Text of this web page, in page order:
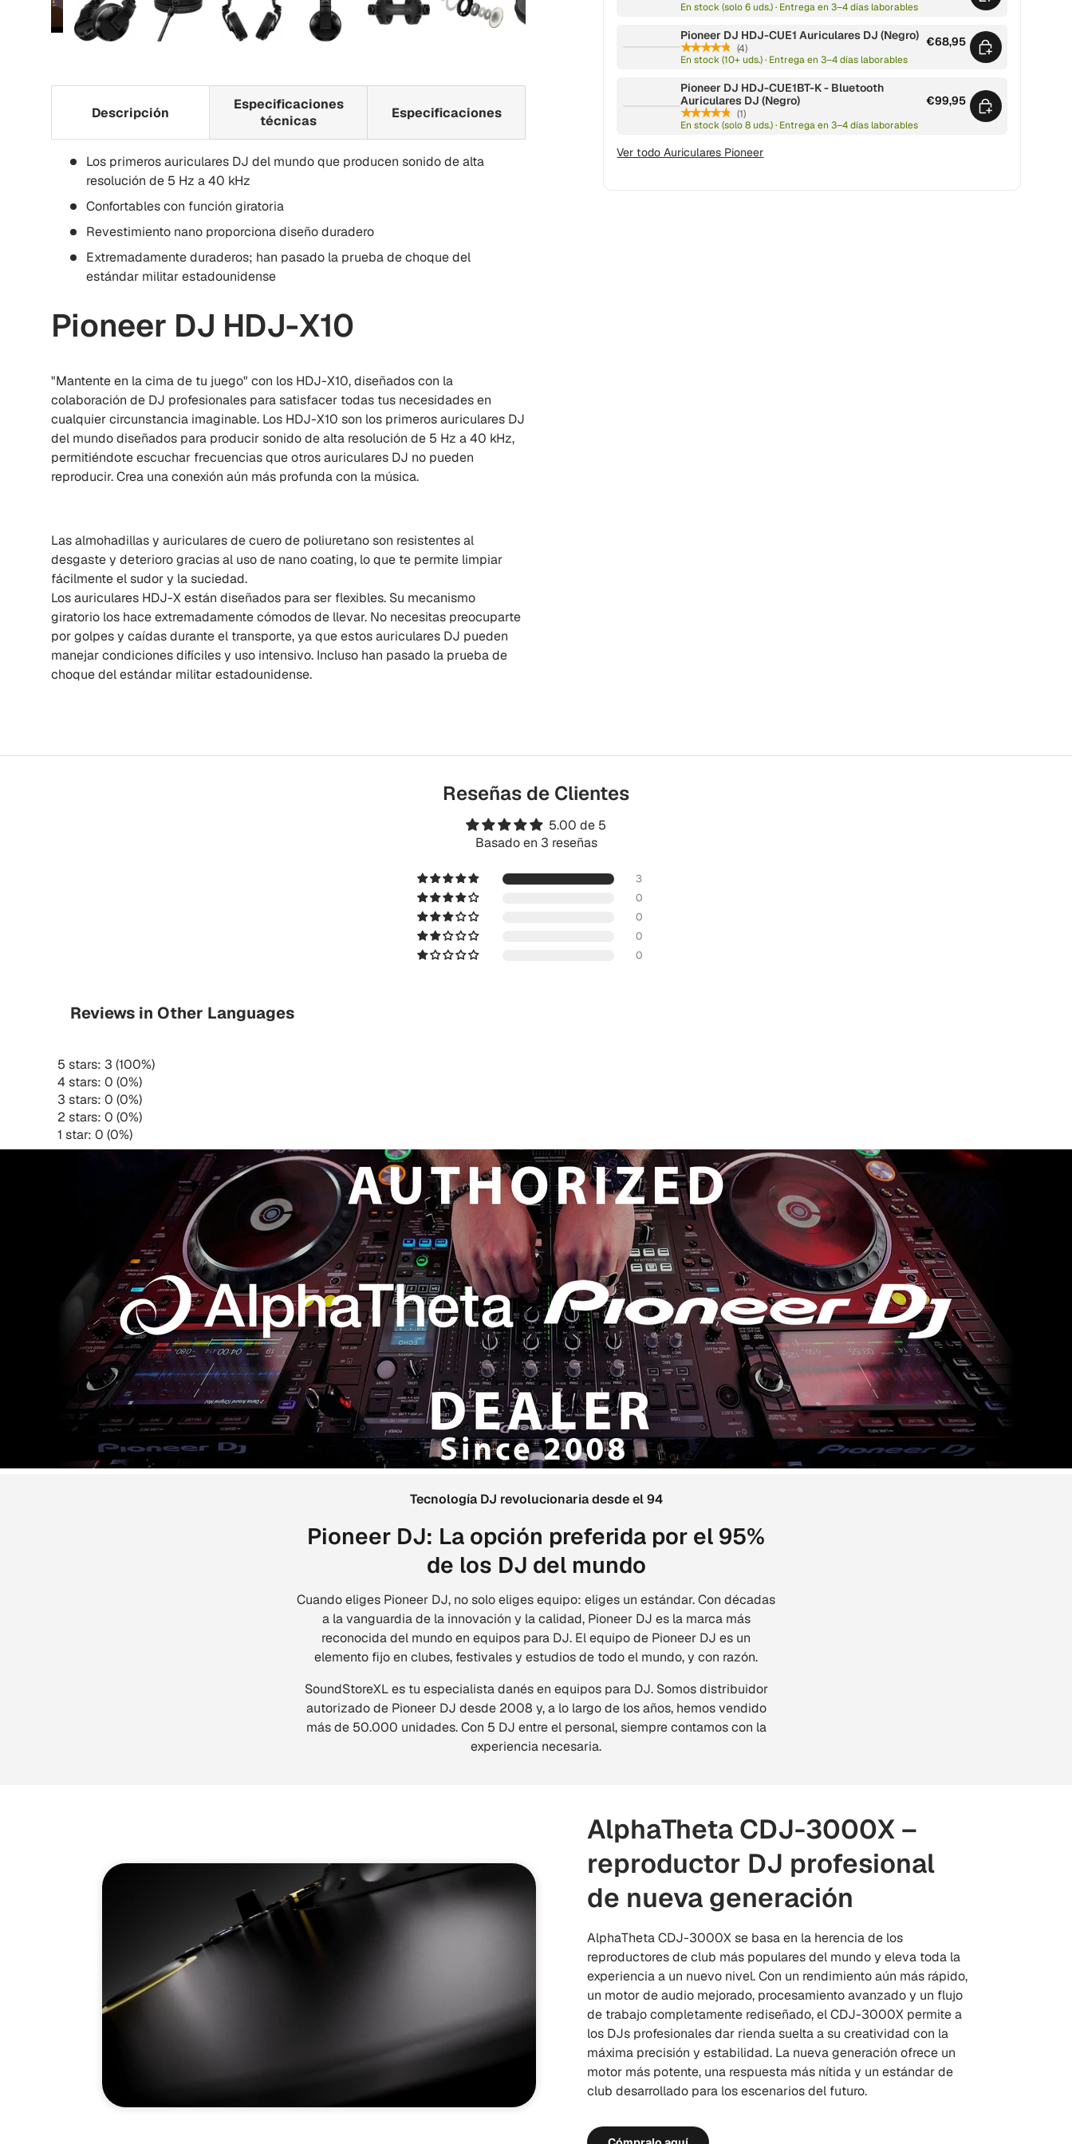
Cargar imagen 7 i galería de visualización
Cargar imagen 8 i galería de visualización
Cargar imagen 9 i galería de visualización
En stock (solo 6 uds.) · Entrega en 3–4 días laborables
Pioneer DJ HDJ-CUE1 Auriculares DJ (Negro)
★★★★★ (4) €68,95
En stock (10+ uds.) · Entrega en 3–4 días laborables
Pioneer DJ HDJ-CUE1BT-K - Bluetooth
Auriculares DJ (Negro)
★★★★★ (1)
€99,95
En stock (solo 8 uds.) · Entrega en 3–4 días laborables
Ver todo Auriculares Pioneer
Descripción
Especificaciones
técnicas
Especificaciones
Los primeros auriculares DJ del mundo que producen sonido de alta
resolución de 5 Hz a 40 kHz
Confortables con función giratoria
Revestimiento nano proporciona diseño duradero
Extremadamente duraderos; han pasado la prueba de choque del
estándar militar estadounidense
Pioneer DJ HDJ-X10
"Mantente en la cima de tu juego" con los HDJ-X10, diseñados con la
colaboración de DJ profesionales para satisfacer todas tus necesidades en
cualquier circunstancia imaginable. Los HDJ-X10 son los primeros auriculares DJ
del mundo diseñados para producir sonido de alta resolución de 5 Hz a 40 kHz,
permitiéndote escuchar frecuencias que otros auriculares DJ no pueden
reproducir. Crea una conexión aún más profunda con la música.
Las almohadillas y auriculares de cuero de poliuretano son resistentes al
desgaste y deterioro gracias al uso de nano coating, lo que te permite limpiar
fácilmente el sudor y la suciedad.
Los auriculares HDJ-X están diseñados para ser flexibles. Su mecanismo
giratorio los hace extremadamente cómodos de llevar. No necesitas preocuparte
por golpes y caídas durante el transporte, ya que estos auriculares DJ pueden
manejar condiciones difíciles y uso intensivo. Incluso han pasado la prueba de
choque del estándar militar estadounidense.
Reseñas de Clientes
5.00 de 5
Basado en 3 reseñas
3
0
0
0
0
Reviews in Other Languages
5 stars: 3 (100%)
4 stars: 0 (0%)
3 stars: 0 (0%)
2 stars: 0 (0%)
1 star: 0 (0%)
Tecnología DJ revolucionaria desde el 94
Pioneer DJ: La opción preferida por el 95%
de los DJ del mundo
Cuando eliges Pioneer DJ, no solo eliges equipo: eliges un estándar. Con décadas
a la vanguardia de la innovación y la calidad, Pioneer DJ es la marca más
reconocida del mundo en equipos para DJ. El equipo de Pioneer DJ es un
elemento fijo en clubes, festivales y estudios de todo el mundo, y con razón.
SoundStoreXL es tu especialista danés en equipos para DJ. Somos distribuidor
autorizado de Pioneer DJ desde 2008 y, a lo largo de los años, hemos vendido
más de 50.000 unidades. Con 5 DJ entre el personal, siempre contamos con la
experiencia necesaria.
AlphaTheta CDJ-3000X –
reproductor DJ profesional
de nueva generación
AlphaTheta CDJ-3000X se basa en la herencia de los
reproductores de club más populares del mundo y eleva toda la
experiencia a un nuevo nivel. Con un rendimiento aún más rápido,
un motor de audio mejorado, procesamiento avanzado y un flujo
de trabajo completamente rediseñado, el CDJ-3000X permite a
los DJs profesionales dar rienda suelta a su creatividad con la
máxima precisión y estabilidad. La nueva generación ofrece un
motor más potente, una respuesta más nítida y un estándar de
club desarrollado para los escenarios del futuro.